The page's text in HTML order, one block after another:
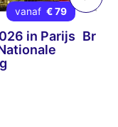
vanaf € 79
in Parijs